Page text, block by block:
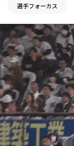
HOME
動画
日程・結果
順位表･成績
1軍公式戦
選手名鑑
選手フォーカス